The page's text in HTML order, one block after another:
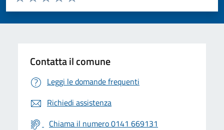
Valuta 5 stelle su 5
Valuta 4 stelle su 5
Valuta 3 stelle su 5
Valuta 2 stelle su 5
Valuta 1 stelle su 5
Contatta il comune
Leggi le domande frequenti
Richiedi assistenza
Chiama il numero 0141 669131